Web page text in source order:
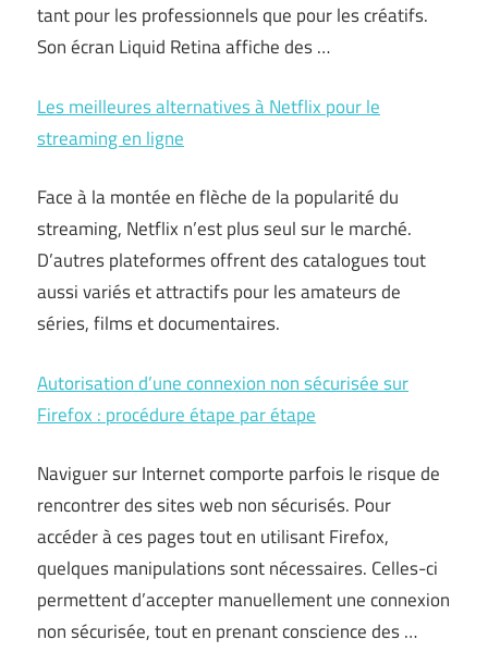
tant pour les professionnels que pour les créatifs.
Son écran Liquid Retina affiche des …
Les meilleures alternatives à Netflix pour le
streaming en ligne
Face à la montée en flèche de la popularité du
streaming, Netflix n’est plus seul sur le marché.
D’autres plateformes offrent des catalogues tout
aussi variés et attractifs pour les amateurs de
séries, films et documentaires.
Autorisation d’une connexion non sécurisée sur
Firefox : procédure étape par étape
Naviguer sur Internet comporte parfois le risque de
rencontrer des sites web non sécurisés. Pour
accéder à ces pages tout en utilisant Firefox,
quelques manipulations sont nécessaires. Celles-ci
permettent d’accepter manuellement une connexion
non sécurisée, tout en prenant conscience des …